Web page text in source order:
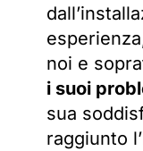
noi e
i suoi
sua
raggiunto